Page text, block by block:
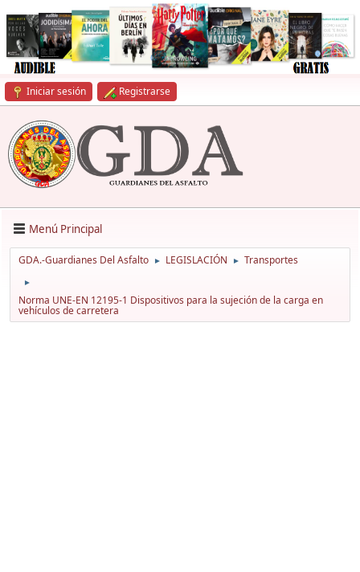
Iniciar sesión Registrarse
Menú Principal
GDA.-Guardianes Del Asfalto ► LEGISLACIÓN ► Transportes
►
Norma UNE-EN 12195-1 Dispositivos para la sujeción de la carga en
vehículos de carretera